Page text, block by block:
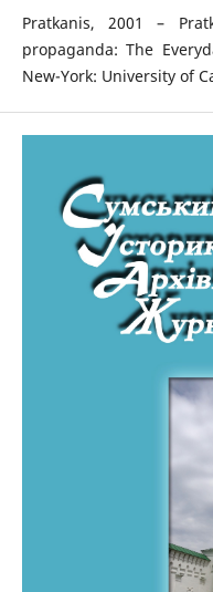
Pratkanis, 2001 –
propaganda: The
New-York: University of